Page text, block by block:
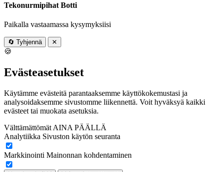
Tekonurmipihat Botti
Paikalla vastaamassa kysymyksiisi
🔄 Tyhjennä ✕
🍪
Evästeasetukset
Käytämme evästeitä parantaaksemme käyttökokemustasi ja
analysoidaksemme sivustomme liikennettä. Voit hyväksyä kaikki
evästeet tai muokata asetuksia.
Välttämättömät AINA PÄÄLLÄ
Analytiikka Sivuston käytön seuranta
Markkinointi Mainonnan kohdentaminen